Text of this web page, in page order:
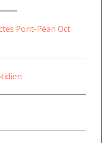
Pont-Péan Oct